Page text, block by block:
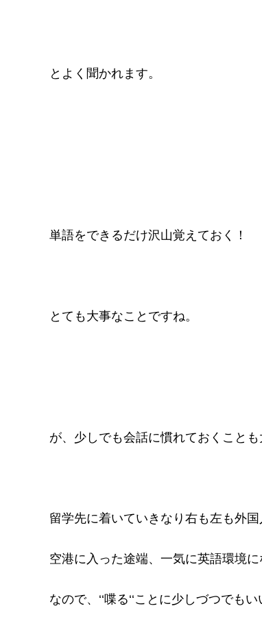
とよく聞かれます。
単語をできるだけ沢山覚えておく！
とても大事なことですね。
が、少しでも会話に慣れておくことも
留学先に着いていきなり右も左も外
空港に入った途端、一気に英語環境に
なので、‘‘喋る‘‘ことに少しづつでも